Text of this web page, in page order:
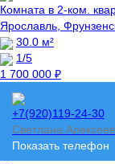
Комната в 2-ком.
Ярославль,
30.0 м²
1/5
1 700 000 ₽
+7(920)119-24-30
Светлана
Показать телефон